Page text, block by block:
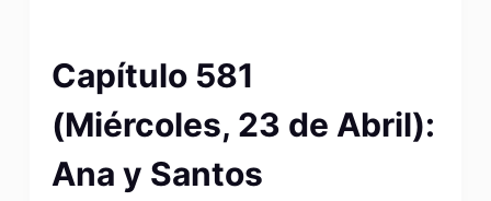
Capítulo 581
(Miércoles, 23 de Abril):
Ana y Santos